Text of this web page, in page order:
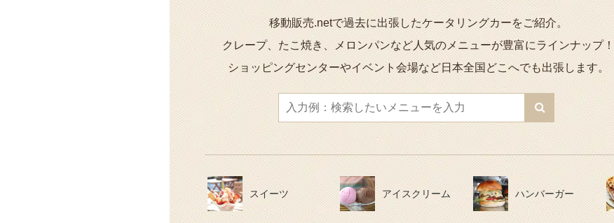
移動販売.netで過去に出張したケータリングカーをご紹介。
クレープ、たこ焼き、メロンパンなど人気のメニューが豊富にラインナップ！
ショッピングセンターやイベント会場など日本全国どこへでも出張します。
スイーツ アイスクリーム ハンバーガー